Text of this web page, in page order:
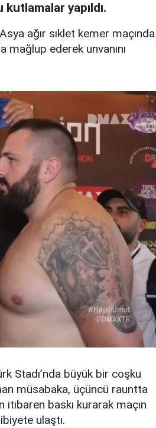
yapıldı.
ağır sıklet kemer maçında
mağlup ederek unvanını
Stadı’nda büyük bir coşku
müsabaka, üçüncü rauntta
baskı kurarak maçın
ulaştı.